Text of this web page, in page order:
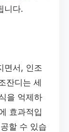
니다.
면서, 인조
잔디는 세
을 억제하
효과적입
할 수 있습